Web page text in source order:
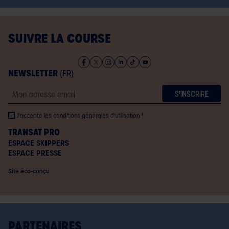
SUIVRE LA COURSE
NEWSLETTER (FR)
Email
J'accepte les conditions générales d'utilisation
TRANSAT PRO
ESPACE SKIPPERS
ESPACE PRESSE
Site éco-conçu